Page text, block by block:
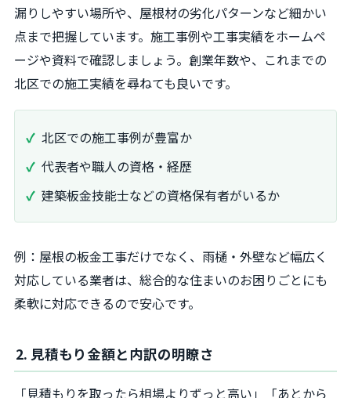
漏りしやすい場所や、屋根材の劣化パターンなど細かい
点まで把握しています。施工事例や工事実績をホームペ
ージや資料で確認しましょう。創業年数や、これまでの
北区での施工実績を尋ねても良いです。
北区での施工事例が豊富か
代表者や職人の資格・経歴
建築板金技能士などの資格保有者がいるか
例：屋根の板金工事だけでなく、雨樋・外壁など幅広く
対応している業者は、総合的な住まいのお困りごとにも
柔軟に対応できるので安心です。
2. 見積もり金額と内訳の明瞭さ
「見積もりを取ったら相場よりずっと高い」「あとから